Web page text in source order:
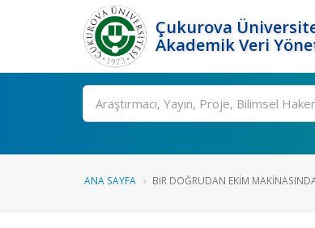
Çukurova
Akademik Veri
Ara
ANA SAYFA BIR DOĞRUDAN EKIM